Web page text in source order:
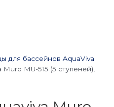
для бассейнов AquaViva
MU-515 (5 ступеней),